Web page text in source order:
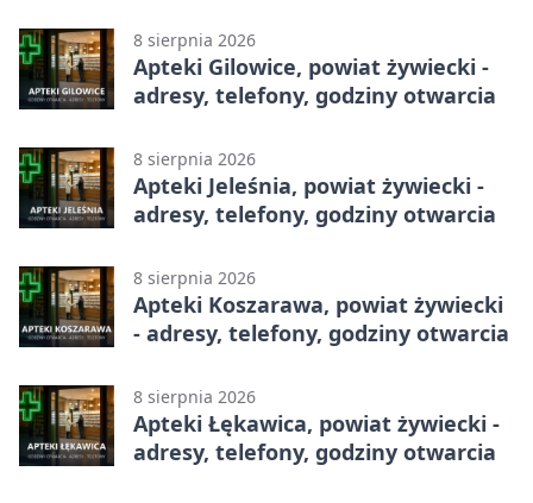
otwarcia
8 sierpnia 2026
Apteki Gilowice, powiat żywiecki -
adresy, telefony, godziny otwarcia
8 sierpnia 2026
Apteki Jeleśnia, powiat żywiecki -
adresy, telefony, godziny otwarcia
8 sierpnia 2026
Apteki Koszarawa, powiat żywiecki
- adresy, telefony, godziny otwarcia
8 sierpnia 2026
Apteki Łękawica, powiat żywiecki -
adresy, telefony, godziny otwarcia